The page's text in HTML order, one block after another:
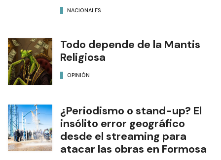
NACIONALES
Todo depende de la Mantis
Religiosa
OPINIÓN
¿Periodismo o stand-up? El
insólito error geográfico
desde el streaming para
atacar las obras en Formosa